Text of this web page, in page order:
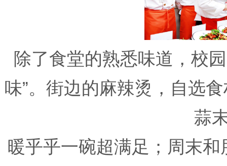
除了食堂的熟悉味道，校
味”。街边的麻辣烫，自选
蒜
暖乎乎一碗超满足；周末